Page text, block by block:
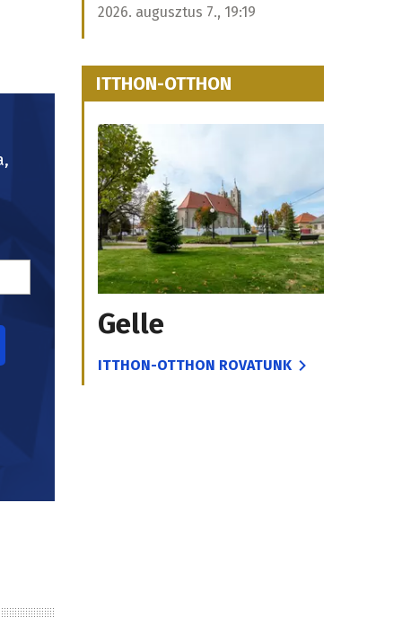
2026. augusztus 7., 19:19
ITTHON-OTTHON
Gelle
ITTHON-OTTHON ROVATUNK